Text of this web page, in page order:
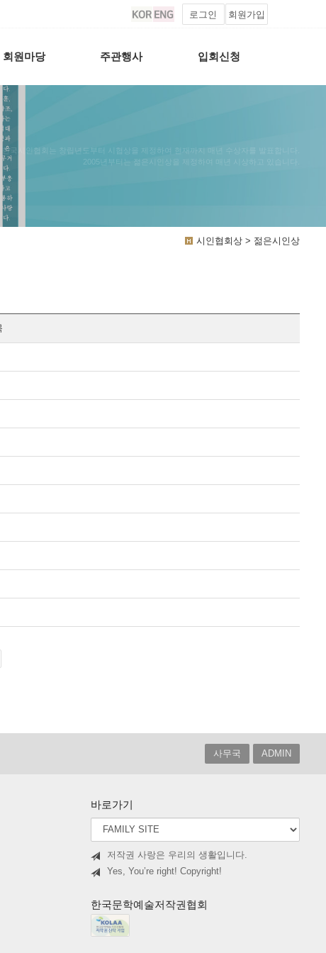
로그인 회원가입
회원마당 주관행사 입회신청
한국시인협회는 창립년도부터 시협상을 제정하여 현재까지 매년 수상자를 발표합니다.
2005년부터는 젊은시인상을 제정하여 매년 시상하고 있습니다.
시인협회상 > 젊은시인상
사무국 ADMIN
바로가기
저작권 사랑은 우리의 생활입니다.
Yes, You’re right! Copyright!
한국문학예술저작권협회